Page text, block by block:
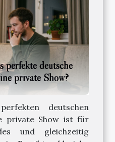
perfekte deutsche
private Show?
deutschen
private Show ist für
und gleichzeitig